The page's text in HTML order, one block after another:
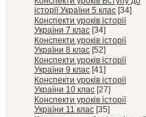
історії України 5 клас [34]
Конспекти уроків історії
України 7 клас [34]
Конспекти уроків історії
України 8 клас [52]
Конспекти уроків історії
України 9 клас [41]
Конспекти уроків історії
України 10 клас [27]
Конспекти уроків історії
України 11 клас [35]